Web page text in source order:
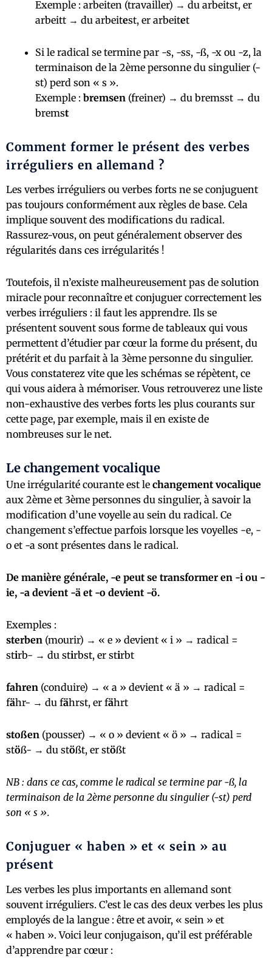
Exemple : arbeiten (travailler) → du arbeitst, er
arbeitt → du arbeitest, er arbeitet
Si le radical se termine par -s, -ss, -ß, -x ou -z, la
terminaison de la 2ème personne du singulier (-
st) perd son « s ».
Exemple : bremsen (freiner) → du bremsst → du
bremst
Comment former le présent des verbes
irréguliers en allemand ?
Les verbes irréguliers ou verbes forts ne se conjuguent
pas toujours conformément aux règles de base. Cela
implique souvent des modifications du radical.
Rassurez-vous, on peut généralement observer des
régularités dans ces irrégularités !
Toutefois, il n’existe malheureusement pas de solution
miracle pour reconnaître et conjuguer correctement les
verbes irréguliers : il faut les apprendre. Ils se
présentent souvent sous forme de tableaux qui vous
permettent d’étudier par cœur la forme du présent, du
prétérit et du parfait à la 3ème personne du singulier.
Vous constaterez vite que les schémas se répètent, ce
qui vous aidera à mémoriser. Vous retrouverez une liste
non-exhaustive des verbes forts les plus courants sur
cette page, par exemple, mais il en existe de
nombreuses sur le net.
Le changement vocalique
Une irrégularité courante est le changement vocalique
aux 2ème et 3ème personnes du singulier, à savoir la
modification d’une voyelle au sein du radical. Ce
changement s’effectue parfois lorsque les voyelles -e, -
o et -a sont présentes dans le radical.
De manière générale, -e peut se transformer en -i ou -
ie, -a devient -ä et -o devient -ö.
Exemples :
sterben (mourir) → « e » devient « i » → radical =
stirb- → du stirbst, er stirbt
fahren (conduire) → « a » devient « ä » → radical =
fähr- → du fährst, er fährt
stoßen (pousser) → « o » devient « ö » → radical =
stöß- → du stößt, er stößt
NB : dans ce cas, comme le radical se termine par -ß, la
terminaison de la 2ème personne du singulier (-st) perd
son « s ».
Conjuguer « haben » et « sein » au
présent
Les verbes les plus importants en allemand sont
souvent irréguliers. C’est le cas des deux verbes les plus
employés de la langue : être et avoir, « sein » et
« haben ». Voici leur conjugaison, qu’il est préférable
d’apprendre par cœur :